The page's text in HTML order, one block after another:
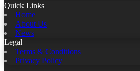
Quick Links
Home
About Us
News
Legal
Terms & Conditions
Privacy Policy